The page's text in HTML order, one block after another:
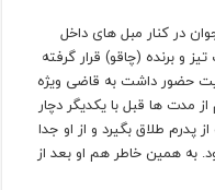
در کنار مبل های داخل
نوک تیز و برنده (چاقو) قرار گرفته
حضور داشت به قاضی ویژه
مدت ها قبل با یکدیگر دچار
پدرم طلاق بگیرد و از او جدا
به همین خاطر هم او بعد از